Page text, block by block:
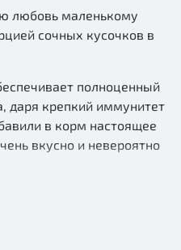
любовь маленькому
сочных кусочков в
полноценный
даря крепкий иммунитет
в корм настоящее
вкусно и невероятно
3 из натурального
правильному
зрению котёнка.